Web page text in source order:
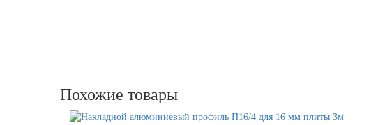
Похожие товары